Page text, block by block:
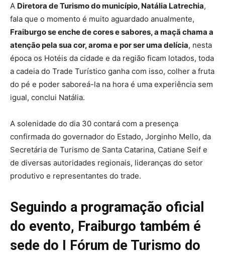
A Diretora de Turismo do município, Natália Latrechia,
fala que o momento é muito aguardado anualmente,
Fraiburgo se enche de cores e sabores, a maçã chama a
atenção pela sua cor, aroma e por ser uma delícia, nesta
época os Hotéis da cidade e da região ficam lotados, toda
a cadeia do Trade Turístico ganha com isso, colher a fruta
do pé e poder saboreá-la na hora é uma experiência sem
igual, conclui Natália.
A solenidade do dia 30 contará com a presença
confirmada do governador do Estado, Jorginho Mello, da
Secretária de Turismo de Santa Catarina, Catiane Seif e
de diversas autoridades regionais, lideranças do setor
produtivo e representantes do trade.
Seguindo a programação oficial
do evento, Fraiburgo também é
sede do I Fórum de Turismo do